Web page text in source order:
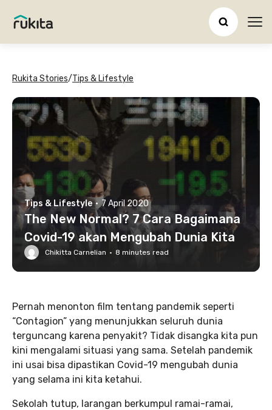
Rukita Stories/Tips & Lifestyle
Tips & Lifestyle · 7 April 2020
The New Normal? 7 Cara Bagaimana
Covid-19 akan Mengubah Dunia Kita
Chikitta Carnelian · 8 minutes read
Pernah menonton film tentang pandemik seperti
“Contagion” yang menunjukkan seluruh dunia
terguncang karena penyakit? Tidak disangka kita pun
kini mengalami situasi yang sama. Setelah pandemik
ini usai bisa dipastikan Covid-19 mengubah dunia
yang selama ini kita ketahui.
Sekolah tutup, larangan berkumpul ramai-ramai,